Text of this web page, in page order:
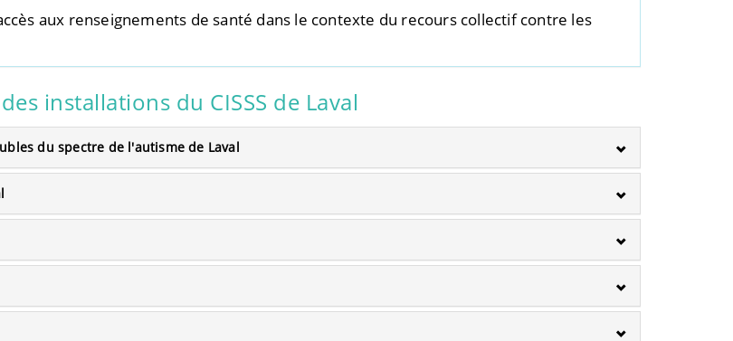
aux renseignements de santé dans le contexte du recours collectif contre les
installations du CISSS de Laval
du spectre de l'autisme de Laval